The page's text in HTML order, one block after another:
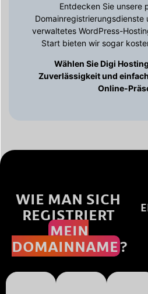
Entdecken Sie unsere
Domainregistrierungsdienste
verwaltetes WordPress-
Start bieten wir sogar
Wählen Sie Digi
Zuverlässigkeit und
Online-
WIE MAN SICH
REGISTRIERT
MEIN
DOMAINNAME?